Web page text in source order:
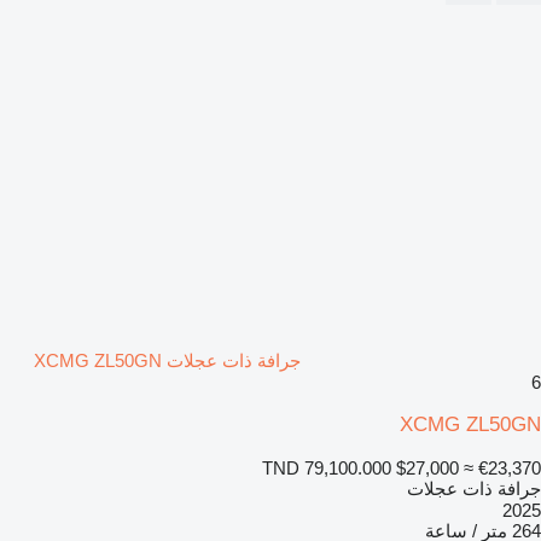
جرافة ذات عجلات XCMG ZL50GN
6
XCMG ZL50GN
TND 79,100.000 $27,000 ≈ €23,370
جرافة ذات عجلات
2025
264 متر / ساعة